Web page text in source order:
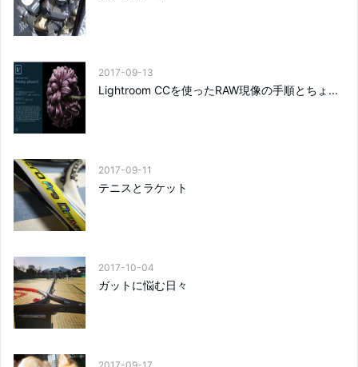
2017-09-13
Lightroom CCを使ったRAW現像の手順とちょ...
2017-09-11
テニスとラケット
2017-10-04
ガットに悩む日々